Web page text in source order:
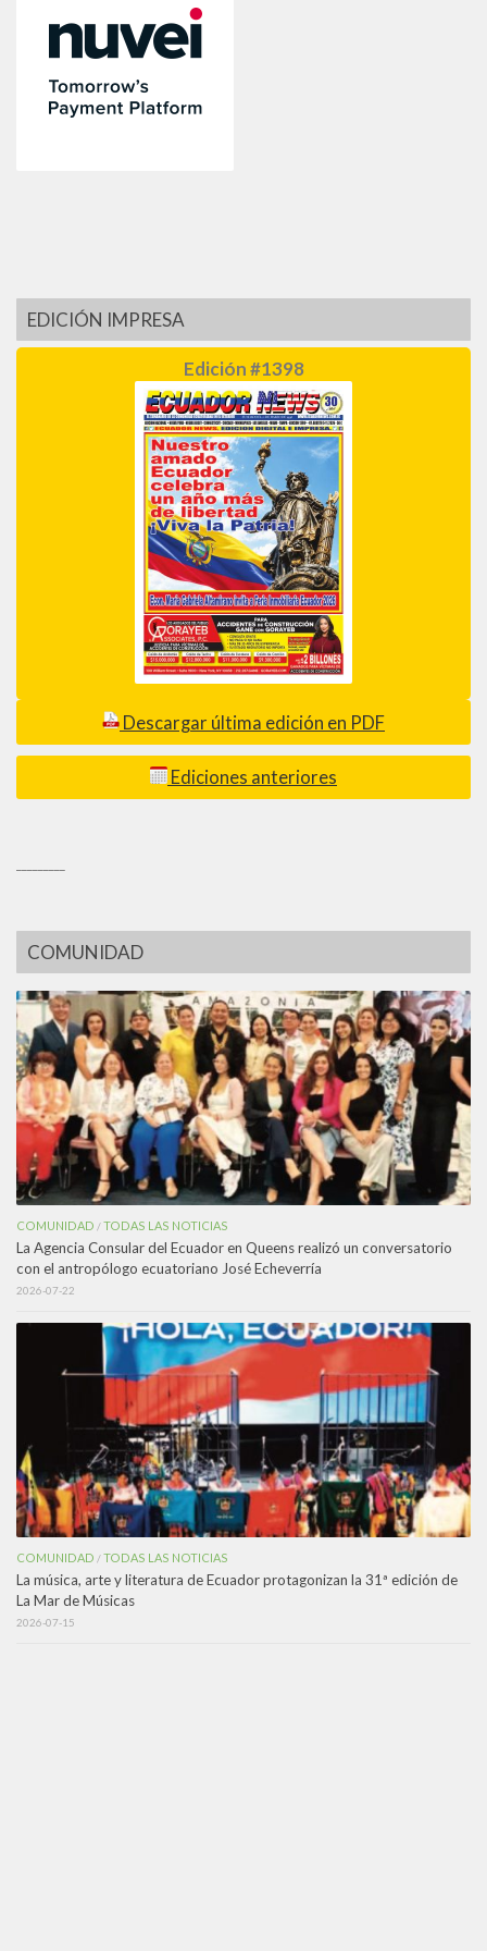
EDICIÓN IMPRESA
Edición #1398
Descargar última edición en PDF
Ediciones anteriores
COMUNIDAD
COMUNIDAD /TODAS LAS NOTICIAS
La Agencia Consular del Ecuador en Queens realizó un conversatorio
con el antropólogo ecuatoriano José Echeverría
2026-07-22
COMUNIDAD /TODAS LAS NOTICIAS
La música, arte y literatura de Ecuador protagonizan la 31ª edición de
La Mar de Músicas
2026-07-15